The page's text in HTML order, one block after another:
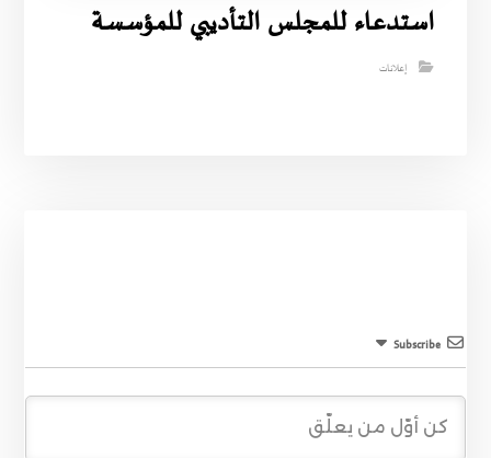
استدعاء للمجلس التأديبي للمؤسسة
إعلانات
Subscribe